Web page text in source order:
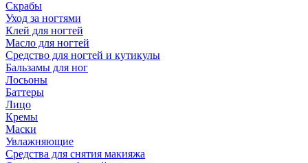
Скрабы
Уход за ногтями
Клей для ногтей
Масло для ногтей
Средство для ногтей и кутикулы
Бальзамы для ног
Лосьоны
Баттеры
Лицо
Кремы
Маски
Увлажняющие
Средства для снятия макияжа